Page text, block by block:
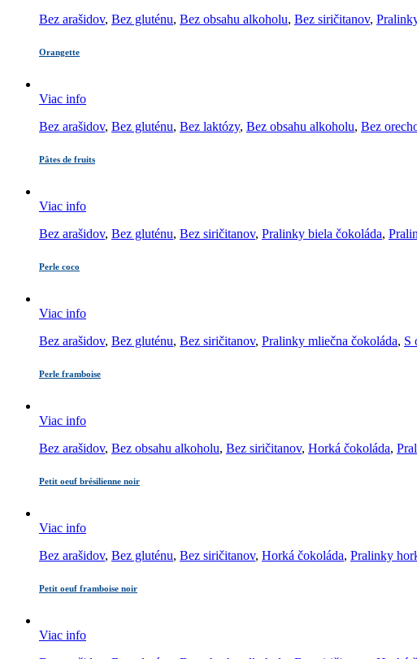
Bez arašidov, Bez gluténu, Bez obsahu alkoholu, Bez siričitanov,
Orangette
Viac info
Bez arašidov, Bez gluténu, Bez laktózy, Bez obsahu alkoholu, Bez
Pâtes de fruits
Viac info
Bez arašidov, Bez gluténu, Bez siričitanov, Pralinky biela čokoláda,
Perle coco
Viac info
Bez arašidov, Bez gluténu, Bez siričitanov, Pralinky mliečna čokoláda, S
Perle framboise
Viac info
Bez arašidov, Bez obsahu alkoholu, Bez siričitanov, Horká čokoláda,
Petit oeuf brésilienne noir
Viac info
Bez arašidov, Bez gluténu, Bez siričitanov, Horká čokoláda, Pralinky
Petit oeuf framboise noir
Viac info